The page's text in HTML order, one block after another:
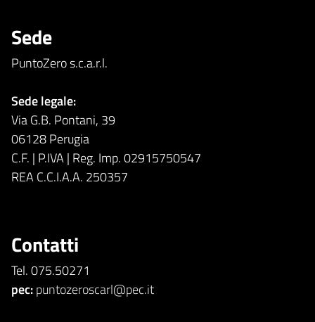
Sede
PuntoZero s.c.a.r.l.
Sede legale:
Via G.B. Pontani, 39
06128 Perugia
C.F. | P.IVA | Reg. Imp. 02915750547
REA C.C.I.A.A. 250357
Contatti
Tel. 075.50271
pec:puntozeroscarl@pec.it